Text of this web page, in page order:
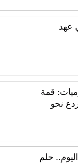
عهد
قمة
نحو
اليوم.. حلم